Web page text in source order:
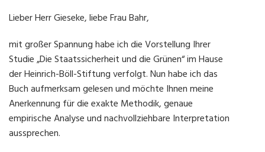
Lieber Herr Gieseke, liebe Frau Bahr,
mit großer Spannung habe ich die Vorstellung Ihrer
Studie „Die Staatssicherheit und die Grünen“ im Hause
der Heinrich-Böll-Stiftung verfolgt. Nun habe ich das
Buch aufmerksam gelesen und möchte Ihnen meine
Anerkennung für die exakte Methodik, genaue
empirische Analyse und nachvollziehbare Interpretation
aussprechen.